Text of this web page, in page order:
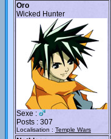
Oro
Wicked Hunter
Sexe :
Posts : 307
Localisation : Temple Wars